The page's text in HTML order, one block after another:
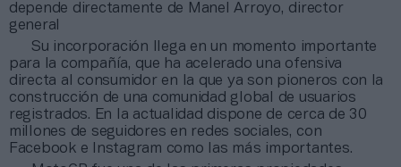
depende directamente de Manel Arroyo, director
general
Su incorporación llega en un momento importante
para la compañía, que ha acelerado una ofensiva
directa al consumidor en la que ya son pioneros con la
construcción de una comunidad global de usuarios
registrados. En la actualidad dispone de cerca de 30
millones de seguidores en redes sociales, con
Facebook e Instagram como las más importantes.